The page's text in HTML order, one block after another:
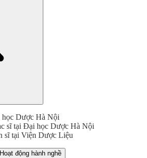
Dược Hà Nội
sĩ tại Đại học Dược Hà Nội
sĩ tại Viện Dược Liệu
Hoạt động hành nghề